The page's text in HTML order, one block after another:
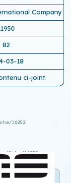
Company
82
03-18
ci-joint.
16252
fiche/16252